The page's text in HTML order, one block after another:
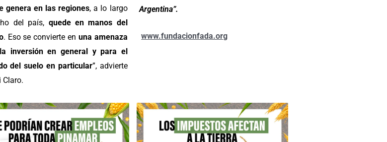
genera en las regiones, a lo largo
del país, quede en manos del
. Eso se convierte en una amenaza
inversión en general y para el
del suelo en particular”, advierte
Claro.
Argentina”.
www.fundacionfada.org